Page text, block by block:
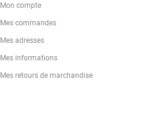
Mon compte
Mes commandes
Mes adresses
Mes informations
Mes retours de marchandise